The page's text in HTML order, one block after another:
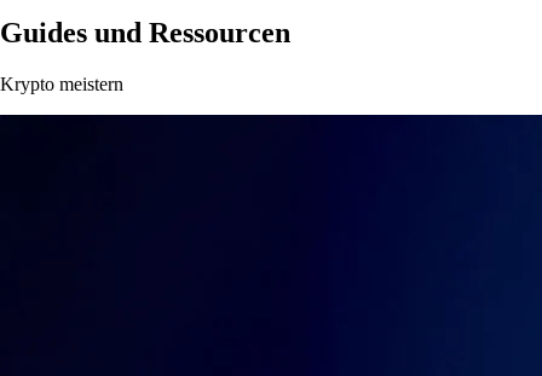
Guides und Ressourcen
Krypto meistern